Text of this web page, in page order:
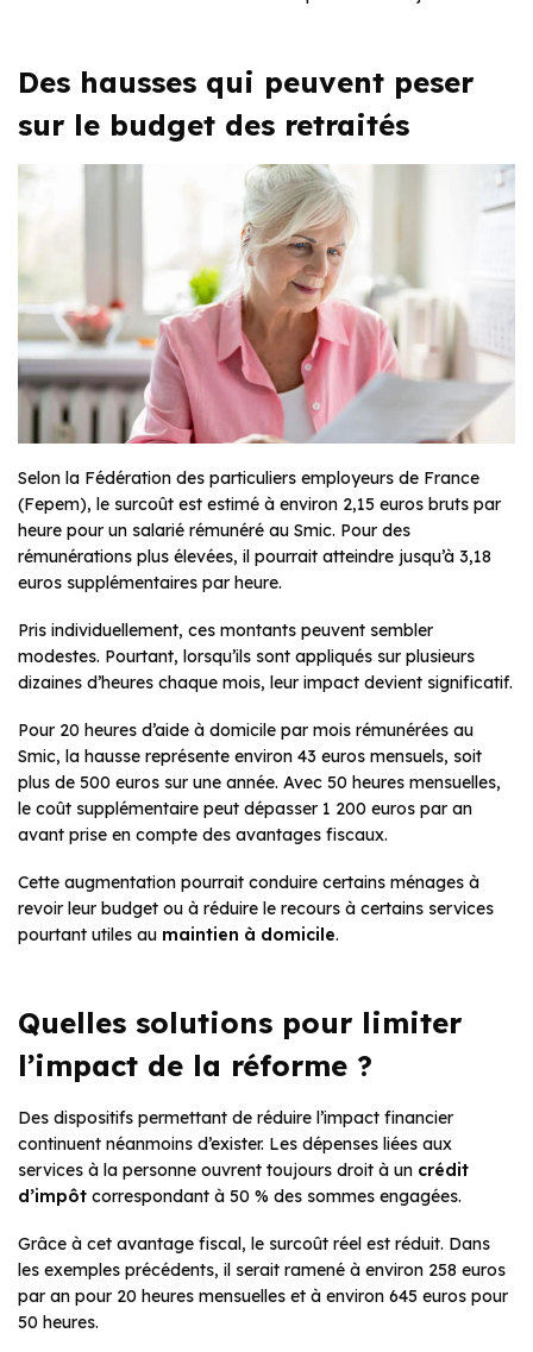
Des hausses qui peuvent peser
sur le budget des retraités
Selon la Fédération des particuliers employeurs de France
(Fepem), le surcoût est estimé à environ 2,15 euros bruts par
heure pour un salarié rémunéré au Smic. Pour des
rémunérations plus élevées, il pourrait atteindre jusqu’à 3,18
euros supplémentaires par heure.
Pris individuellement, ces montants peuvent sembler
modestes. Pourtant, lorsqu’ils sont appliqués sur plusieurs
dizaines d’heures chaque mois, leur impact devient significatif.
Pour 20 heures d’aide à domicile par mois rémunérées au
Smic, la hausse représente environ 43 euros mensuels, soit
plus de 500 euros sur une année. Avec 50 heures mensuelles,
le coût supplémentaire peut dépasser 1 200 euros par an
avant prise en compte des avantages fiscaux.
Cette augmentation pourrait conduire certains ménages à
revoir leur budget ou à réduire le recours à certains services
pourtant utiles au maintien à domicile.
Quelles solutions pour limiter
l’impact de la réforme ?
Des dispositifs permettant de réduire l’impact financier
continuent néanmoins d’exister. Les dépenses liées aux
services à la personne ouvrent toujours droit à un crédit
d’impôt correspondant à 50 % des sommes engagées.
Grâce à cet avantage fiscal, le surcoût réel est réduit. Dans
les exemples précédents, il serait ramené à environ 258 euros
par an pour 20 heures mensuelles et à environ 645 euros pour
50 heures.